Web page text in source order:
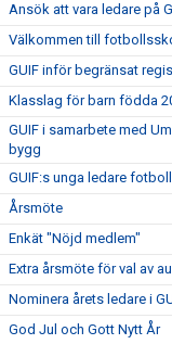
Ansök att vara ledare på
Välkommen till
GUIF inför begränsat
Klasslag för barn födda
GUIF i samarbete med
bygg
GUIF:s unga ledare fotboll
Årsmöte
Enkät "Nöjd medlem"
Extra årsmöte för val av
Nominera årets ledare i
God Jul och Gott Nytt År